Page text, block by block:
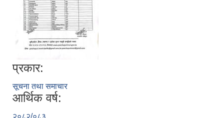
प्रकार:
सूचना तथा समाचार
आर्थिक वर्ष: